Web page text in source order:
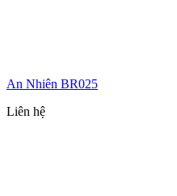
An Nhiên BR025
Liên hệ